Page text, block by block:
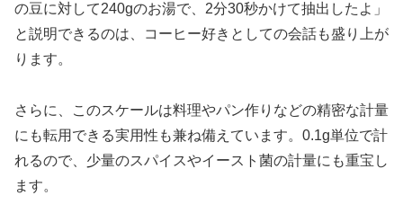
の豆に対して240gのお湯で、2分30秒かけて抽出したよ」
と説明できるのは、コーヒー好きとしての会話も盛り上が
ります。
さらに、このスケールは料理やパン作りなどの精密な計量
にも転用できる実用性も兼ね備えています。0.1g単位で計
れるので、少量のスパイスやイースト菌の計量にも重宝し
ます。